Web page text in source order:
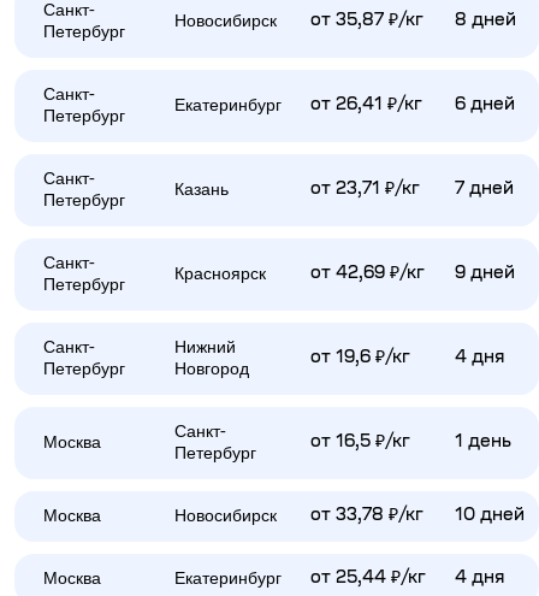
Санкт-
Петербург
Новосибирск от 35,87 ₽/кг 8 дней
Санкт-
Петербург
Екатеринбург от 26,41 ₽/кг 6 дней
Санкт-
Петербург
Казань от 23,71 ₽/кг 7 дней
Санкт-
Петербург
Красноярск от 42,69 ₽/кг 9 дней
Санкт-
Петербург
Нижний
Новгород
от 19,6 ₽/кг 4 дня
Москва
Санкт-
Петербург
от 16,5 ₽/кг 1 день
Москва Новосибирск от 33,78 ₽/кг 10 дней
Москва Екатеринбург от 25,44 ₽/кг 4 дня